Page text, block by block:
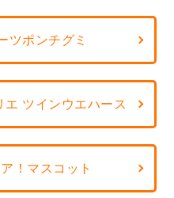
ツポンチグミ
エ ツインウエハース
！マスコット